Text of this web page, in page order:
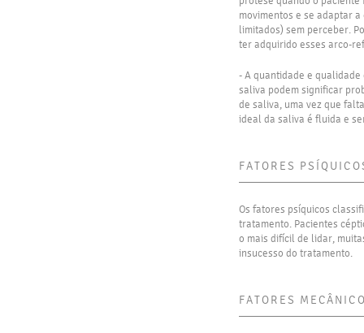
movimentos e se adaptar
limitados) sem perceber.
ter adquirido esses arco-
- A quantidade e
saliva podem significar
de saliva, uma vez que
ideal da saliva é fluida e
FATORES
Os fatores psíquicos
tratamento. Pacientes
o mais difícil de lidar,
insucesso do tratamento.
FATORES